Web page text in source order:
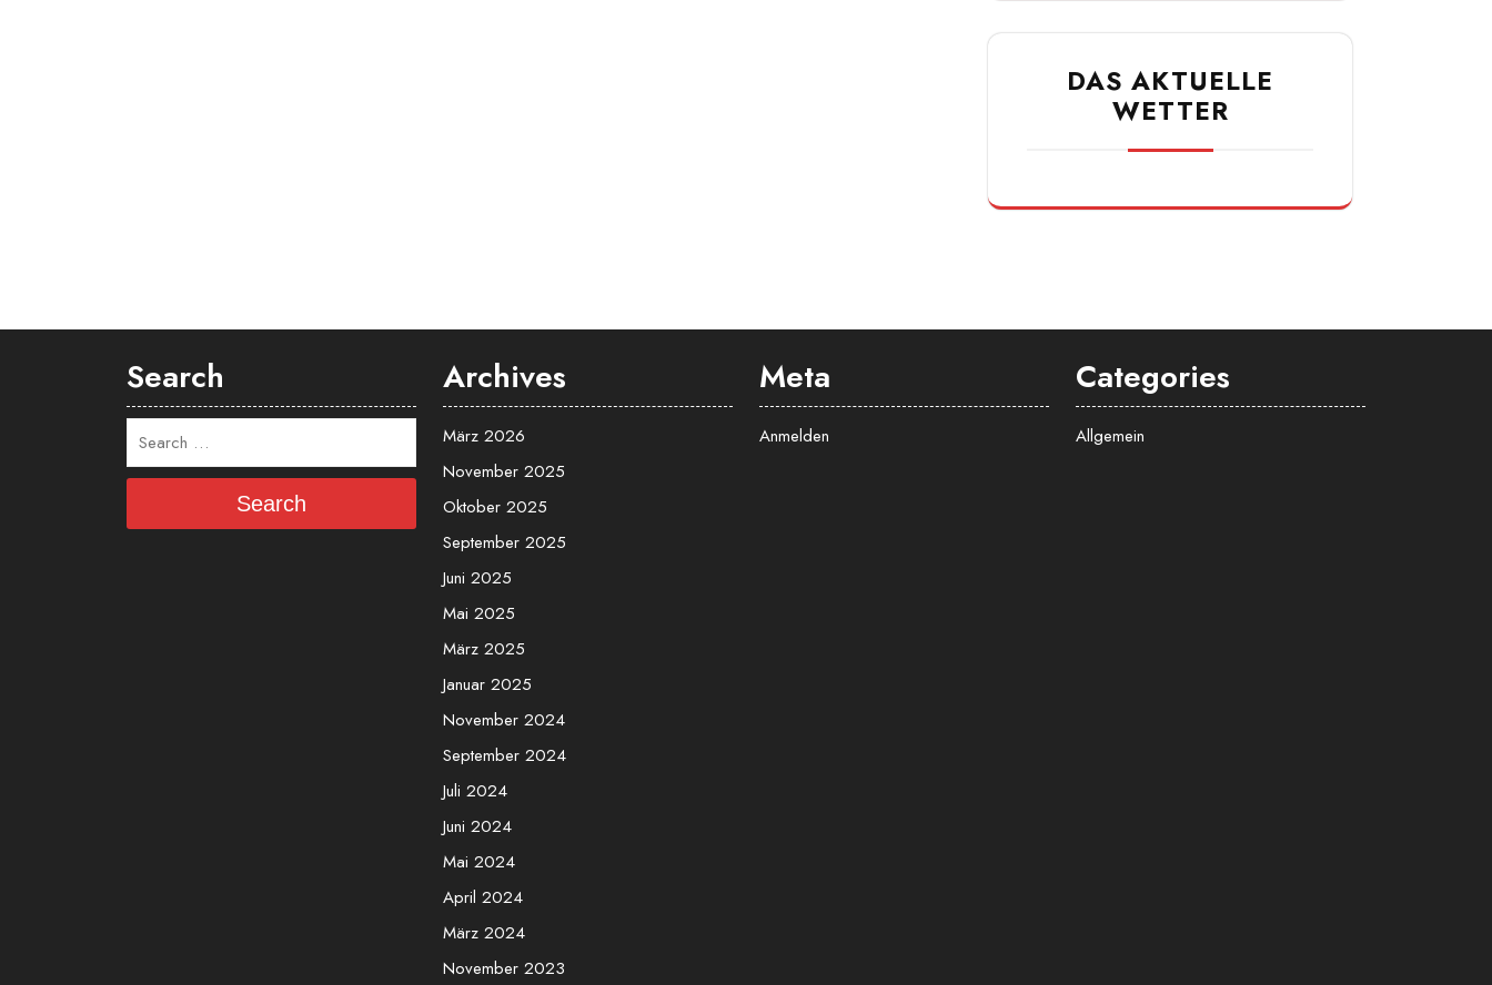
DAS AKTUELLE
WETTER
Search
Search
Archives
März 2026
November 2025
Oktober 2025
September 2025
Juni 2025
Mai 2025
März 2025
Januar 2025
November 2024
September 2024
Juli 2024
Juni 2024
Mai 2024
April 2024
März 2024
November 2023
Meta
Anmelden
Categories
Allgemein